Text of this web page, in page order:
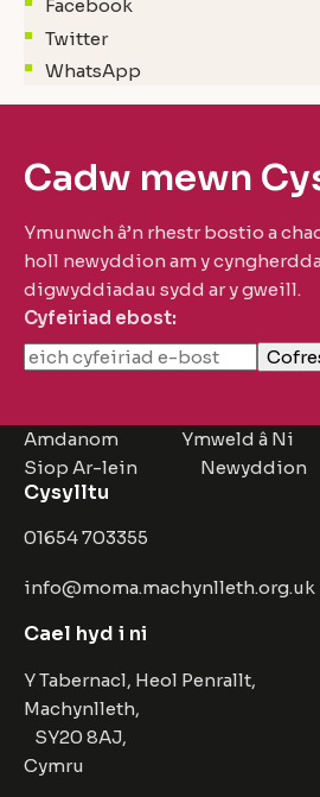
Facebook
Twitter
WhatsApp
Cadw mewn
Ymunwch â’n rhestr bostio a
holl newyddion am y
digwyddiadau sydd ar y gweill.
Cyfeiriad ebost:
Amdanom
Ymweld â Ni
Siop Ar-lein
Newyddion
Cysylltu
01654 703355
info@moma.machynlleth.org.uk
Cael hyd i ni
Y Tabernacl, Heol Penrallt,
Machynlleth,
SY20 8AJ,
Cymru